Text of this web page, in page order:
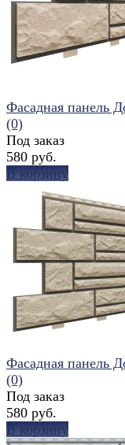
избранное сравнить
Фасадная панель
(0)
Под заказ
580 руб.
В корзину
Фасадная панель
(0)
Под заказ
580 руб.
В корзину